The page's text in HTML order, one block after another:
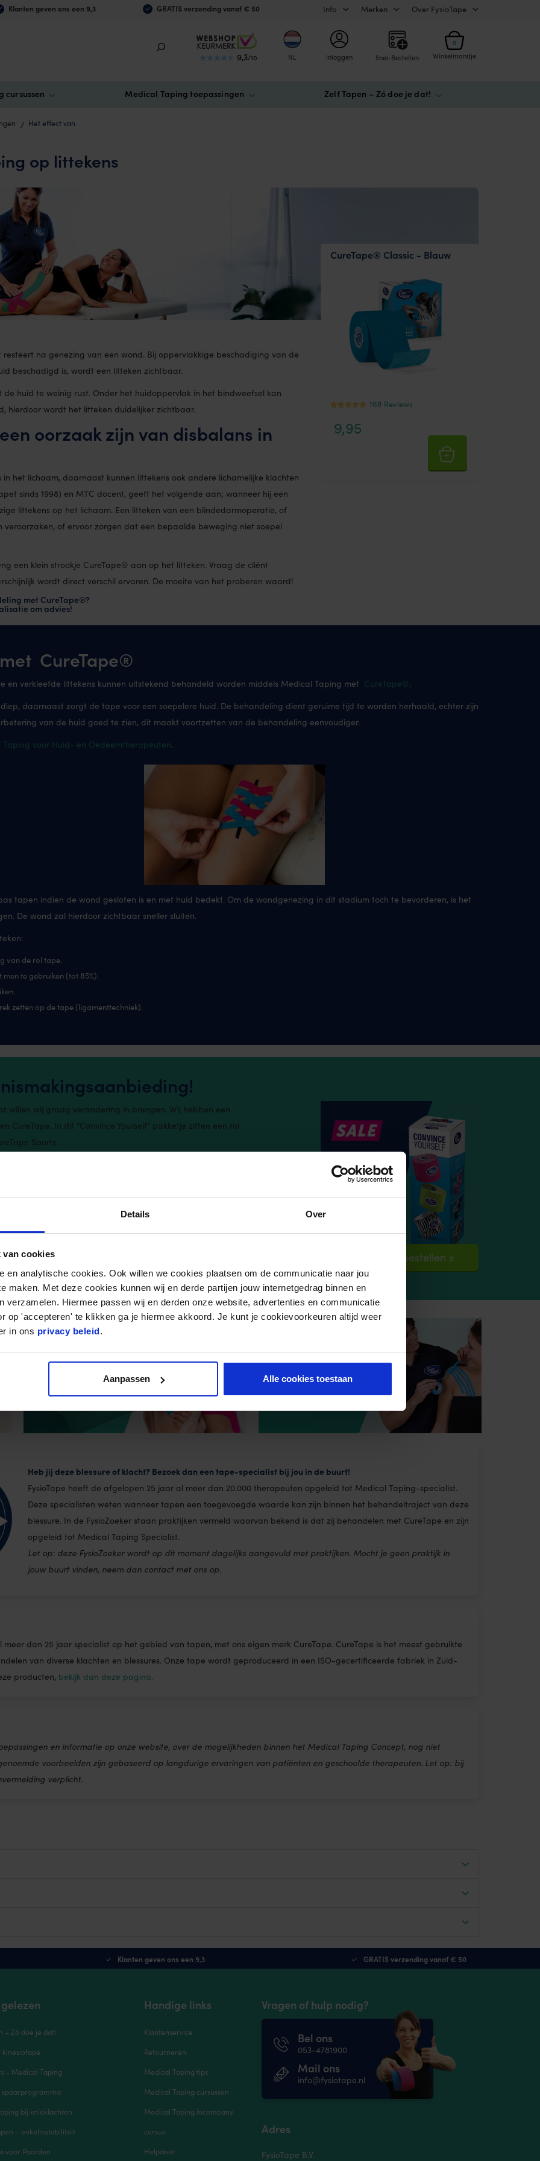
Details Over
van cookies
en analytische cookies. Ook willen we cookies plaatsen om de communicatie naar jou
maken. Met deze cookies kunnen wij en derde partijen jouw internetgedrag binnen en
verzamelen. Hiermee passen wij en derden onze website, advertenties en communicatie
op 'accepteren' te klikken ga je hiermee akkoord. Je kunt je cookievoorkeuren altijd weer
in ons privacy beleid.
Aanpassen Alle cookies toestaan
Klanten geven ons een 9,3 GRATIS verzending vanaf € 50 Info Merken Over FysioTape
9,3/10 NL Inloggen Snel-Bestellen
0
Winkelmandje
cursussen Medical Taping toepassingen Zelf Tapen – Zó doe je dat!
Het effect van
op littekens
na genezing van een wond. Bij oppervlakkige beschadiging van de
beschadigd is, wordt een litteken zichtbaar.
huid te weinig rust. Onder het huidoppervlak in het bindweefsel kan
hierdoor wordt het litteken duidelijker zichtbaar.
oorzaak zijn van disbalans in
het lichaam, daarnaast kunnen littekens ook andere lichamelijke klachten
sinds 1998) en MTC docent, geeft het volgende aan; wanneer hij een
littekens op het lichaam. Een litteken van een blindedarmoperatie, of
of ervoor zorgen dat een bepaalde beweging niet soepel
een klein strookje CureTape® aan op het litteken. Vraag de cliënt
wordt direct verschil ervaren. De moeite van het proberen waard!
met CureTape®?
om advies!
CureTape® Classic - Blauw
4.44
op 5
168 Reviews
9,95
CureTape®
en verkleefde littekens kunnen uitstekend behandeld worden middels Medical Taping met CureTape®.
daarnaast zorgt de tape voor een soepelere huid. De behandeling dient geruime tijd te worden herhaald, echter zijn
van de huid goed te zien, dit maakt voortzetten van de behandeling eenvoudiger.
Taping voor Huid- en Oedeemtherapeuten.
tapen indien de wond gesloten is en met huid bedekt. Om de wondgenezing in dit stadium toch te bevorderen, is het
De wond zal hierdoor zichtbaar sneller sluiten.
van de rol tape.
te gebruiken (tot 85%).
zetten op de tape (ligamenttechniek).
willen wij graag verandering in brengen. Wij hebben een
CureTape. In dit “Convince Yourself” pakketje zitten een rol
Sports.
maken met de meest gebruikte kinesiologie
Verpakking bestellen »
Heb jij deze blessure of klacht? Bezoek dan een tape-specialist bij jou in de buurt!
FysioTape heeft de afgelopen 25 jaar al meer dan 20.000 therapeuten opgeleid tot Medical Taping-specialist.
Deze specialisten weten wanneer tapen een toegevoegde waarde kan zijn binnen het behandeltraject van deze
blessure. In de FysioZoeker staan praktijken vermeld waarvan bekend is dat zij behandelen met CureTape en zijn
opgeleid tot Medical Taping Specialist.
Let op: deze FysioZoeker wordt op dit moment dagelijks aangevuld met praktijken. Mocht je geen praktijk in
jouw buurt vinden, neem dan contact met ons op.
meer dan 25 jaar specialist op het gebied van tapen, met ons eigen merk CureTape. CureTape is het meest gebruikte
van diverse klachten en blessures. Onze tape wordt geproduceerd in een ISO-gecertificeerde fabriek in Zuid-
producten, bekijk dan deze pagina.
en informatie op onze website, over de mogelijkheden binnen het Medical Taping Concept, nog niet
voorbeelden zijn gebaseerd op langdurige ervaringen van patiënten en geschoolde therapeuten. Let op: bij
verplicht.
Klanten geven ons een 9,3 GRATIS verzending vanaf € 50
– Zó doe je dat!
kinesiotape
- Medical Taping
spaarprogramma
bij knieklachten
– enkelinstabiliteit
voor Paarden
Handige links
Klantenservice
Retourneren
Medical Taping tips
Medical Taping cursussen
Medical Taping Incompany
cursus
Helpdesk
Vragen of hulp nodig?
Bel ons
053-4781900
Mail ons
info@fysiotape.nl
Adres
FysioTape B.V.